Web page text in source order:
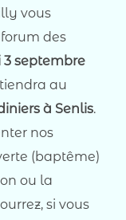
vous
des
3 septembre
au
à Senlis.
nos
(baptême)
ou la
si vous